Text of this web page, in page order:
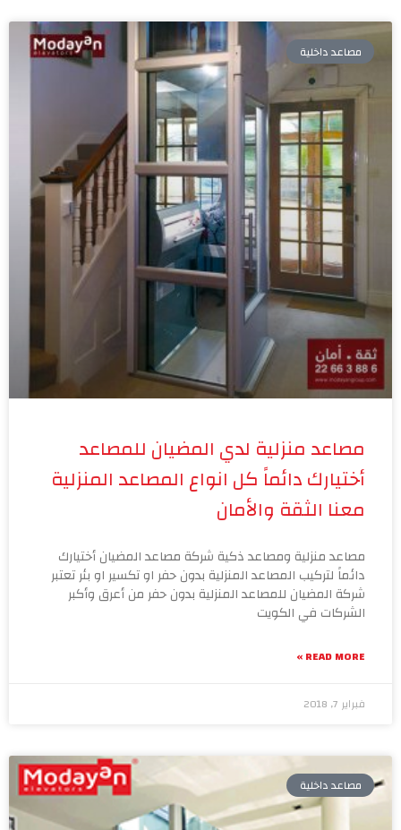
مصاعد داخلية
مصاعد منزلية لدي المضيان للمصاعد
أختيارك دائماً كل انواع المصاعد المنزلية
معنا الثقة والأمان
مصاعد منزلية ومصاعد ذكية شركة مصاعد المضيان أختيارك
دائماً لتركيب المصاعد المنزلية بدون حفر او تكسير او بئر تعتبر
شركة المضيان للمصاعد المنزلية بدون حفر من أعرق وأكبر
الشركات في الكويت
READ MORE »
فبراير 7, 2018
مصاعد داخلية